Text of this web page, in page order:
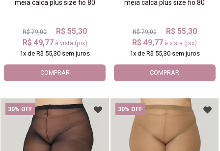
meia calca plus size fio 80
R$ 79,00
R$ 55,30
R$ 49,77 à vista (pix)
1x deR$ 55,30 sem juros
COMPRAR
meia calca plus size fio 80
R$ 79,00
R$ 55,30
R$ 49,77 à vista (pix)
1xde R$ 55,30sem juros
COMPRAR
30% OFF 30% OFF